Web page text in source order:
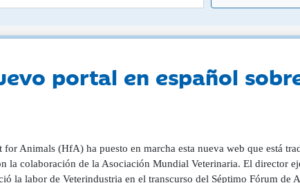
portal en español
Animals (HfA) ha puesto en marcha esta nueva web que está
la colaboración de la Asociación Mundial Veterinaria. El director
la labor de Veterindustria en el transcurso del Séptimo Fórum de